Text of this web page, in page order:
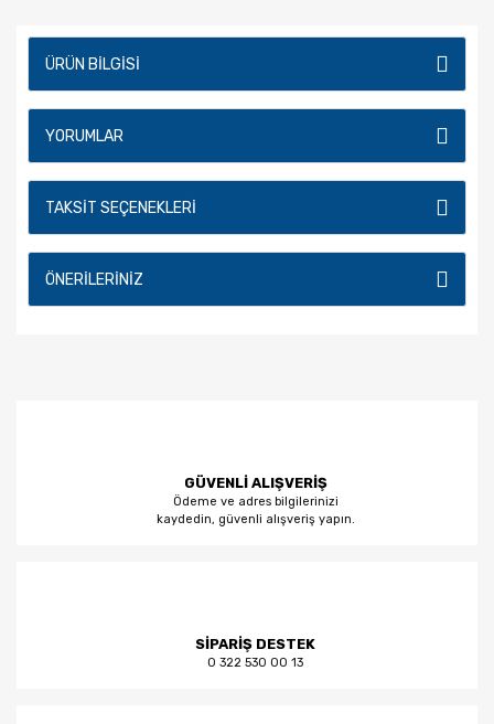
ÜRÜN BILGISI
YORUMLAR
TAKSIT SEÇENEKLERI
ÖNERILERINIZ
GÜVENLİ ALIŞVERİŞ
Ödeme ve adres bilgilerinizi
kaydedin, güvenli alışveriş yapın.
SİPARİŞ DESTEK
0 322 530 00 13